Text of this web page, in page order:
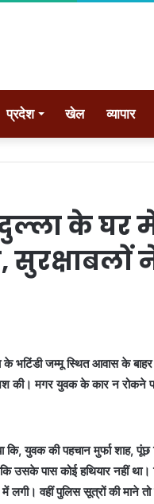
प्रदेश खेल व्यापार
के घर
के भटिंडी जम्मू स्थित आवास के
की। मगर युवक के कार न रोकने
कि, युवक की पहचान मुर्फा
उसके पास कोई हथियार नहीं था।
वहीं पुलिस सूत्रों की माने तो